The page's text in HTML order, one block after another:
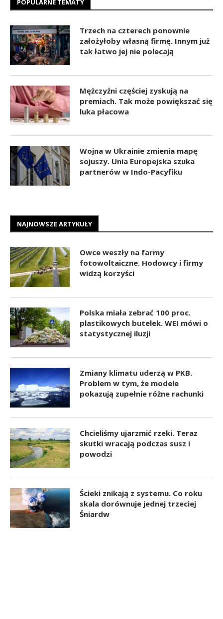
Trzech na czterech ponownie
założyłoby własną firmę. Innym już
tak łatwo jej nie polecają
Mężczyźni częściej zyskują na
premiach. Tak może powiększać się
luka płacowa
Wojna w Ukrainie zmienia mapę
sojuszy. Unia Europejska szuka
partnerów w Indo-Pacyfiku
NAJNOWSZE ARTYKUŁY
Owce weszły na farmy
fotowoltaiczne. Hodowcy i firmy
widzą korzyści
Polska miała zebrać 100 proc.
plastikowych butelek. WEI mówi o
statystycznej iluzji
Zmiany klimatu uderzą w PKB.
Problem w tym, że modele
pokazują zupełnie różne rachunki
Chcieliśmy ujarzmić rzeki. Teraz
skutki wracają podczas susz i
powodzi
Ścieki znikają z systemu. Co roku
skala dorównuje jednej trzeciej
Śniardw